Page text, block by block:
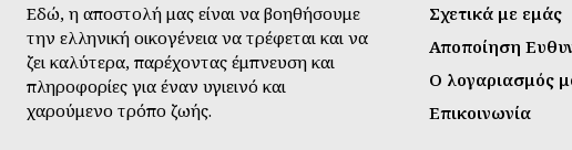
Εδώ, η αποστολή μας είναι να βοηθήσουμε
την ελληνική οικογένεια να τρέφεται και να
ζει καλύτερα, παρέχοντας έμπνευση και
πληροφορίες για έναν υγιεινό και
χαρούμενο τρόπο ζωής.
Σχετικά με εμάς
Αποποίηση
Ο λογαριασμός
Επικοινωνία